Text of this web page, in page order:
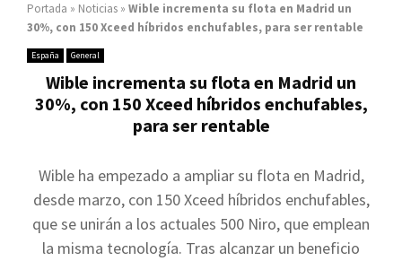
Portada » Noticias » Wible incrementa su flota en Madrid un
30%, con 150 Xceed híbridos enchufables, para ser rentable
España General
Wible incrementa su flota en Madrid un
30%, con 150 Xceed híbridos enchufables,
para ser rentable
Wible ha empezado a ampliar su flota en Madrid,
desde marzo, con 150 Xceed híbridos enchufables,
que se unirán a los actuales 500 Niro, que emplean
la misma tecnología. Tras alcanzar un beneficio